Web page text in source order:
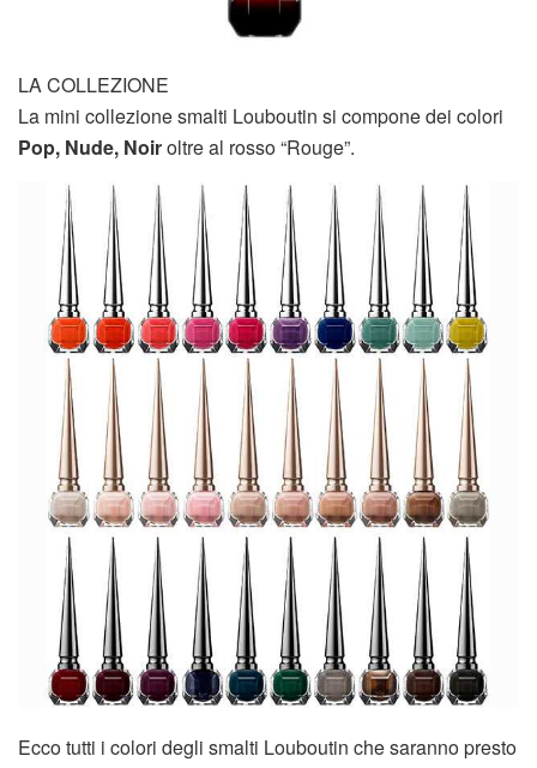
LA COLLEZIONE
La mini collezione smalti Louboutin si compone dei colori
Pop, Nude, Noiroltre al rosso “Rouge”.
Ecco tutti i colori degli smalti Louboutin che saranno presto